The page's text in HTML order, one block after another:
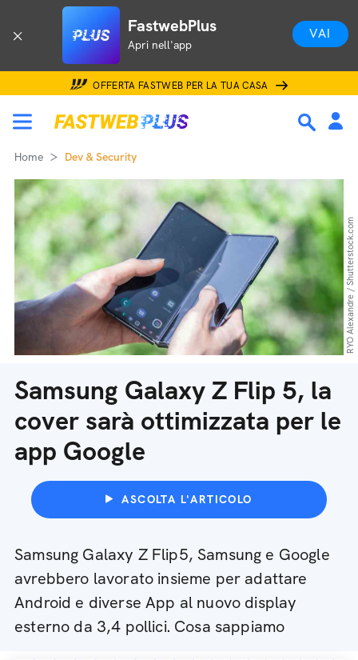
FastwebPlus
Apri nell'app
VAI
OFFERTA FASTWEB PER LA TUA CASA
Home Dev & Security
Samsung Galaxy Z Flip 5, la
cover sarà ottimizzata per le
app Google
ASCOLTA L'ARTICOLO
Samsung Galaxy Z Flip5, Samsung e Google
avrebbero lavorato insieme per adattare
Android e diverse App al nuovo display
esterno da 3,4 pollici. Cosa sappiamo
RYO Alexandre / Shutterstock.com